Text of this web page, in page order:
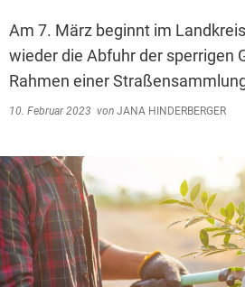
Am 7. März beginnt im
wieder die Abfuhr der sperrigen
Rahmen einer
10. Februar 2023 von JANA HINDERBERGER